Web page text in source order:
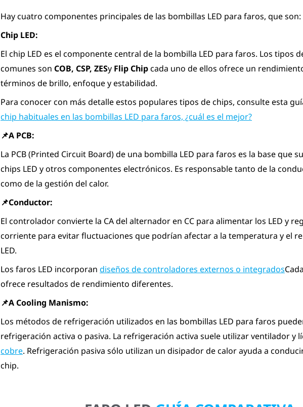
Hay cuatro componentes principales de las bombillas LED para faros, que son:
Chip LED:
El chip LED es el componente central de la bombilla LED para faros. Los tipos
comunes son COB, CSP, ZESy Flip Chipcada uno de ellos ofrece un
términos de brillo, enfoque y estabilidad.
Para conocer con más detalle estos populares tipos de chips, consulte esta
chip habituales en las bombillas LED para faros, ¿cuál es el mejor?
📌A PCB:
La PCB (Printed Circuit Board) de una bombilla LED para faros es la base que
chips LED y otros componentes electrónicos. Es responsable tanto de la
como de la gestión del calor.
📌Conductor:
El controlador convierte la CA del alternador en CC para alimentar los LED y
corriente para evitar fluctuaciones que podrían afectar a la temperatura y el
LED.
Los faros LED incorporan diseños de controladores externos o integrados
ofrece resultados de rendimiento diferentes.
📌ACooling Manismo:
Los métodos de refrigeración utilizados en las bombillas LED para faros
refrigeración activa o pasiva. La refrigeración activa suele utilizar ventilador y
cobre. Refrigeración pasiva sólo utilizan un disipador de calor ayuda a
chip.